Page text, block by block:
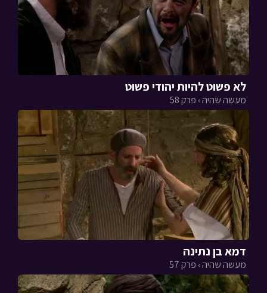
לא פשוט להיות יהודי פשוט
מעשה שהיה › פרק 58
דמא בן נתינה
מעשה שהיה › פרק 57